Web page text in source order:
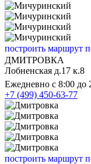
построить маршрут
ДМИТРОВКА
Лобненская д.17 к.8
Ежедневно с 8:00 до
+7 (499) 450-63-77
построить маршрут